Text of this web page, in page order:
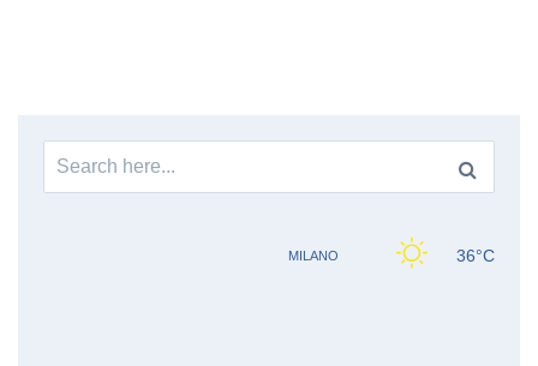
Search
for: